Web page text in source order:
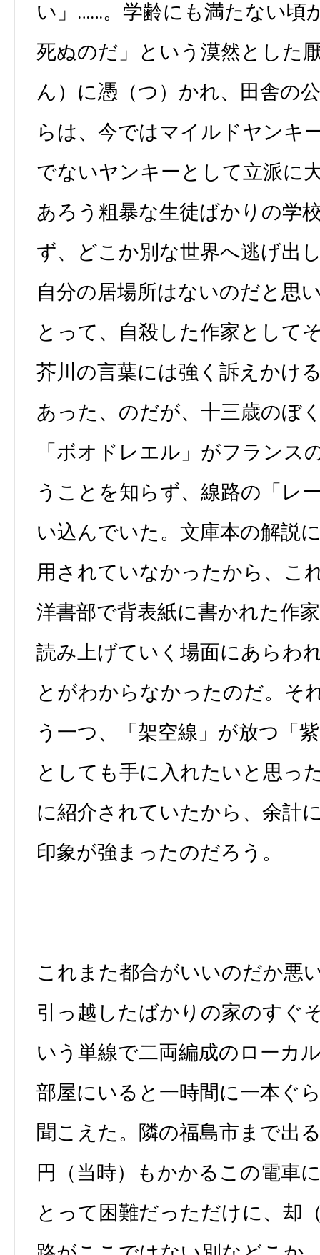
い」……。学齢にも満たない頃
死ぬのだ」という漠然とした
ん）に憑（つ）かれ、田舎の
らは、今ではマイルドヤンキ
でないヤンキーとして立派に
あろう粗暴な生徒ばかりの学
ず、どこか別な世界へ逃げ出
自分の居場所はないのだと思
とって、自殺した作家として
芥川の言葉には強く訴えかけ
あった、のだが、十三歳のぼ
「ボオドレエル」がフランス
うことを知らず、線路の「レ
い込んでいた。文庫本の解説
用されていなかったから、こ
洋書部で背表紙に書かれた作
読み上げていく場面にあらわ
とがわからなかったのだ。そ
う一つ、「架空線」が放つ「
としても手に入れたいと思っ
に紹介されていたから、余計
印象が強まったのだろう。
これまた都合がいいのだか悪
引っ越したばかりの家のすぐ
いう単線で二両編成のローカ
部屋にいると一時間に一本ぐ
聞こえた。隣の福島市まで出
円（当時）もかかるこの電車
とって困難だっただけに、却